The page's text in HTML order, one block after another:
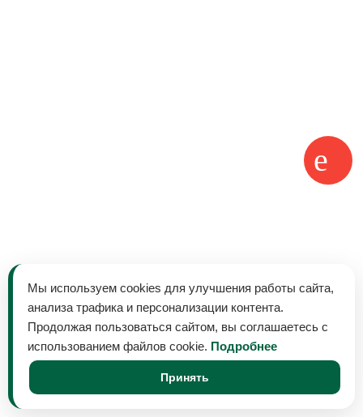
Мы используем cookies для улучшения работы сайта,
анализа трафика и персонализации контента.
Продолжая пользоваться сайтом, вы соглашаетесь с
использованием файлов cookie. Подробнее
Принять